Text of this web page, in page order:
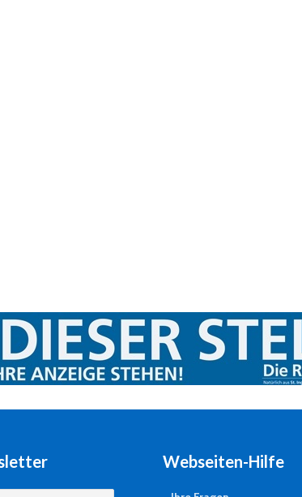
Webseiten-Hilfe